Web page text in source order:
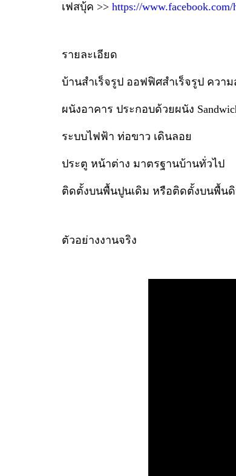
เฟสบุ้ค >> https://www.facebook.com/
รายละเอียด
บ้านสำเร็จรูป ออฟฟิศสำเร็จรูป ความ
ผนังอาคาร ประกอบด้วยผนัง
ระบบไฟฟ้า ท่อขาว เดินลอย
ประตู หน้าต่าง มาตรฐานบ้านทั่วไป
ติดตั้งบนพื้นปูนเดิม หรือติดตั้งบนพื้น
ตัวอย่างงานจริง